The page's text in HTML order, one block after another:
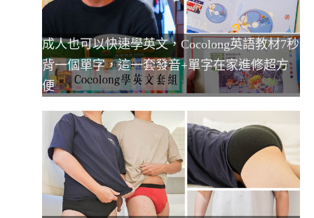
成人也可以快速學英文，Cocolong英語教材7秒
背一個單字，這一套發音+單字在家進修超方
便